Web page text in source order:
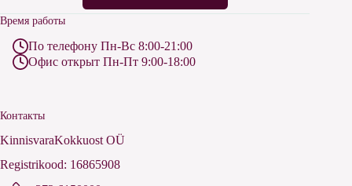
Время работы
По телефону Пн-Вс 8:00-21:00
Офис открыт Пн-Пт 9:00-18:00
Контакты
KinnisvaraKokkuost OÜ
Registrikood: 16865908